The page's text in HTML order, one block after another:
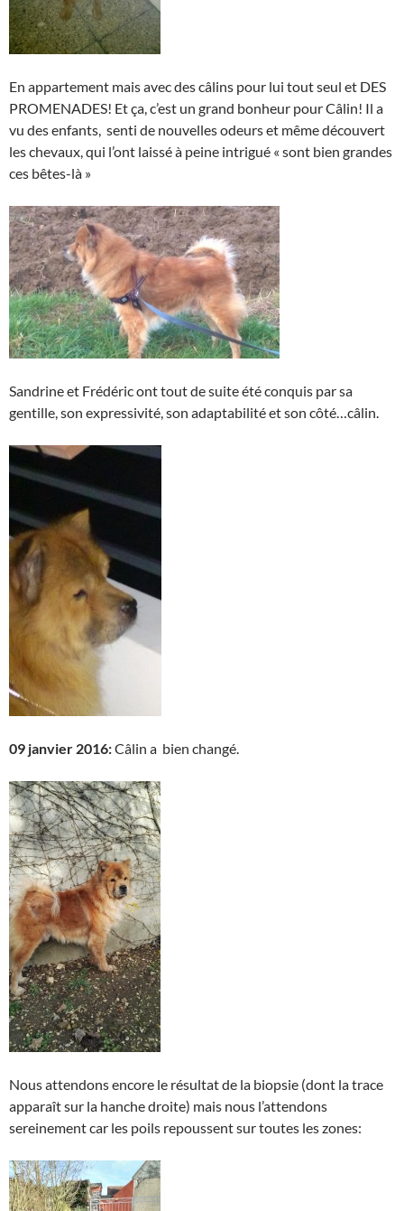
En appartement mais avec des câlins pour lui tout seul et DES
PROMENADES! Et ça, c’est un grand bonheur pour Câlin! Il a
vu des enfants, senti de nouvelles odeurs et même découvert
les chevaux, qui l’ont laissé à peine intrigué « sont bien grandes
ces bêtes-là »
Sandrine et Frédéric ont tout de suite été conquis par sa
gentille, son expressivité, son adaptabilité et son côté…câlin.
09 janvier 2016:Câlin a bien changé.
Nous attendons encore le résultat de la biopsie (dont la trace
apparaît sur la hanche droite) mais nous l’attendons
sereinement car les poils repoussent sur toutes les zones: